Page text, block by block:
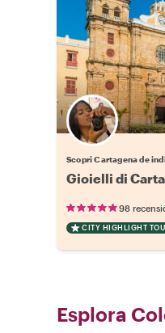
Scopri Cartagena de
Gioielli di
98
CITY HIGHLIGHT
Esplora